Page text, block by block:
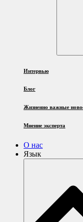
Интервью
Блог
Жизненно важные
Мнение эксперта
О нас
Язык